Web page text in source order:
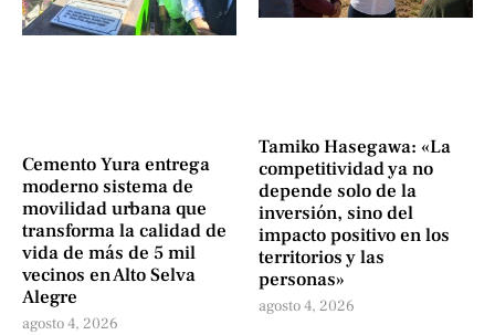
Cemento Yura entrega
moderno sistema de
movilidad urbana que
transforma la calidad de
vida de más de 5 mil
vecinos en Alto Selva
Alegre
agosto 4, 2026
Tamiko Hasegawa: «La
competitividad ya no
depende solo de la
inversión, sino del
impacto positivo en los
territorios y las
personas»
agosto 4, 2026